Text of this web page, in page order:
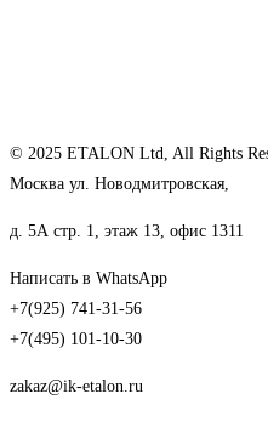
© 2025 ETALON Ltd, All Rights
Москва ул. Новодмитровская,
д. 5А стр. 1, этаж 13, офис 1311
Написать в WhatsApp
+7(925) 741-31-56
+7(495) 101-10-30
zakaz@ik-etalon.ru